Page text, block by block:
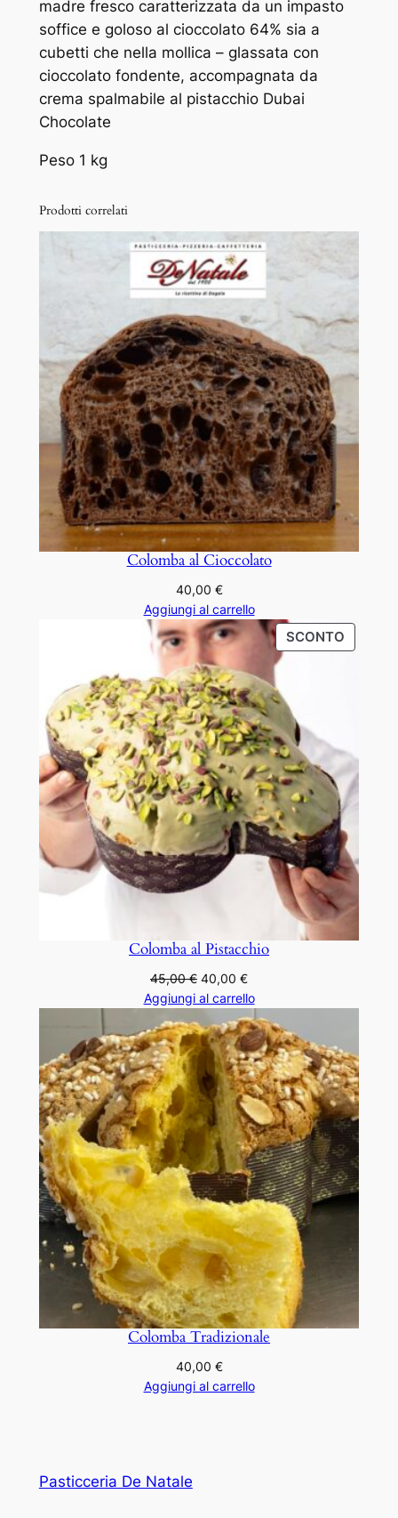
madre fresco caratterizzata da un impasto
soffice e goloso al cioccolato 64% sia a
cubetti che nella mollica – glassata con
cioccolato fondente, accompagnata da
crema spalmabile al pistacchio Dubai
Chocolate
Peso 1 kg
Prodotti correlati
Colomba al Cioccolato
40,00 €
Aggiungi al carrello
SCONTO
IN
Colomba al Pistacchio
45,00€ Il
prezzo
originale
era:
45,00 €.
40,00 €Il
prezzo
attuale
è:
40,00 €.
Aggiungi al carrello
Colomba Tradizionale
40,00 €
Aggiungi al carrello
Pasticceria De Natale